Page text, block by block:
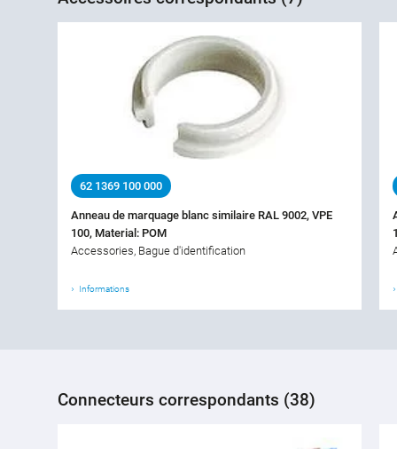
62 1369 100 000
Anneau de marquage blanc similaire RAL 9002, VPE
100, Material: POM
Accessories, Bague d'identification
Informations
Connecteurs correspondants (38)